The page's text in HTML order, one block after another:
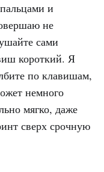
и
не
сами
короткий. Я
по клавишам,
немного
мягко, даже
сверх срочную